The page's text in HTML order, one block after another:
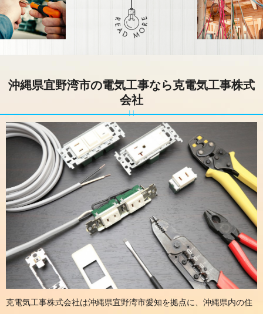
沖縄県宜野湾市の電気工事なら克電気工事株式
会社
克電気工事株式会社は沖縄県宜野湾市愛知を拠点に、沖縄県内の住